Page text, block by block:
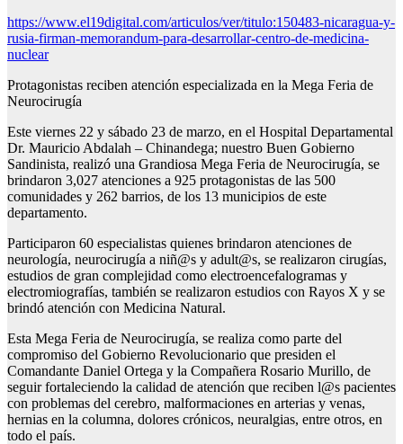
https://www.el19digital.com/articulos/ver/titulo:150483-nicaragua-y-
rusia-firman-memorandum-para-desarrollar-centro-de-medicina-
nuclear
Protagonistas reciben atención especializada en la Mega Feria de
Neurocirugía
Este viernes 22 y sábado 23 de marzo, en el Hospital Departamental
Dr. Mauricio Abdalah – Chinandega; nuestro Buen Gobierno
Sandinista, realizó una Grandiosa Mega Feria de Neurocirugía, se
brindaron 3,027 atenciones a 925 protagonistas de las 500
comunidades y 262 barrios, de los 13 municipios de este
departamento.
Participaron 60 especialistas quienes brindaron atenciones de
neurología, neurocirugía a niñ@s y adult@s, se realizaron cirugías,
estudios de gran complejidad como electroencefalogramas y
electromiografías, también se realizaron estudios con Rayos X y se
brindó atención con Medicina Natural.
Esta Mega Feria de Neurocirugía, se realiza como parte del
compromiso del Gobierno Revolucionario que presiden el
Comandante Daniel Ortega y la Compañera Rosario Murillo, de
seguir fortaleciendo la calidad de atención que reciben l@s pacientes
con problemas del cerebro, malformaciones en arterias y venas,
hernias en la columna, dolores crónicos, neuralgias, entre otros, en
todo el país.